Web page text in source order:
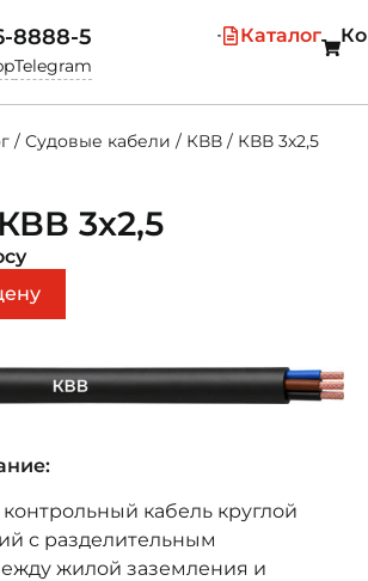
Каталог
8888-5
Telegram
/ Судовые кабели / КВВ / КВВ 3х2,5
3х2,5
кабель круглой
с разделительным
жилой заземления и